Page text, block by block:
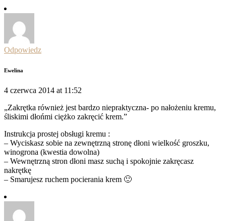
Odpowiedz
Ewelina
4 czerwca 2014 at 11:52
„Zakrętka również jest bardzo niepraktyczna- po nałożeniu kremu,
śliskimi dłońmi ciężko zakręcić krem.”
Instrukcja prostej obsługi kremu :
– Wyciskasz sobie na zewnętrzną stronę dłoni wielkość groszku,
winogrona (kwestia dowolna)
– Wewnętrzną stron dłoni masz suchą i spokojnie zakręcasz
nakrętkę
– Smarujesz ruchem pocierania krem 🙂